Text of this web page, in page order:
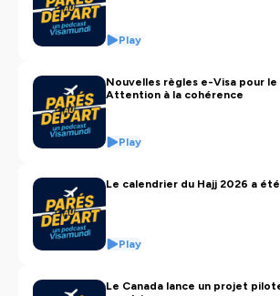
Play
Nouvelles règles e-Visa pour le
Attention à la cohérence
Play
Le calendrier du Hajj 2026 a
Play
Le Canada lance un projet